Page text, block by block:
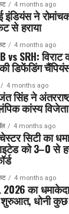
4 months ago
इंडियंस ने
से हराया
4 months ago
vs SRH:
डिफेंडिंग
4 months ago
सिंह ने
कांस्य विजेता
4 months ago
सिटी का
को 3–0 से
4 months ago
2026 का
धोनी कुछ